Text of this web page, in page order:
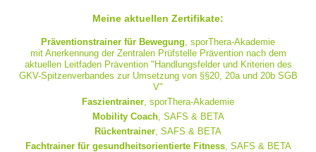
Meine aktuellen Zertifikate:
Präventionstrainer für Bewegung sporThera-Akademie
mit Anerkennung der Zentralen Prüfstelle Präventionnach dem
aktuellen Leitfaden Prävention "Handlungsfelder und Kriterien des
GKV-Spitzenverbandes zur Umsetzung von §§20, 20a und 20b SGB
V"
Faszientrainer sporThera-Akademie
Mobility Coach, SAFS & BETA
Rückentrainer SAFS & BETA
Fachtrainer für gesundheitsorientierte Fitness, SAFS & BETA